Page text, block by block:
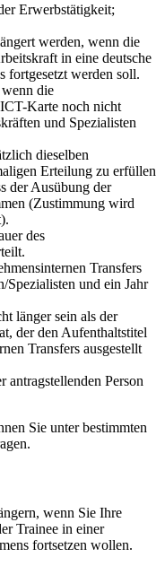
Erwerbstätigkeit;
werden, wenn die
in eine deutsche
fortgesetzt werden soll.
die
Karte noch nicht
und Spezialisten
dieselben
Erteilung zu erfüllen
der Ausübung der
(Zustimmung wird
des
Transfers
Spezialisten und ein Jahr
länger sein als der
der den Aufenthaltstitel
Transfers ausgestellt
antragstellenden Person
Sie unter bestimmten
wenn Sie Ihre
Trainee in einer
fortsetzen wollen.